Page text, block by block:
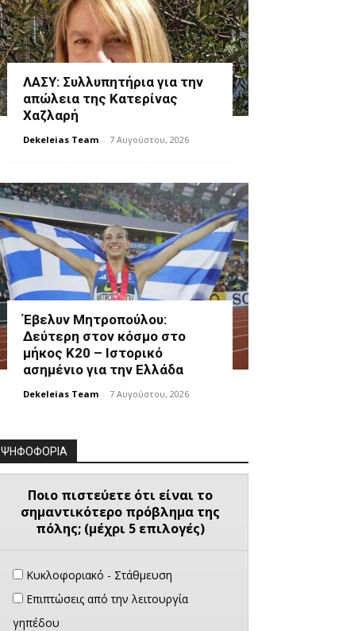
ΛΑΣΥ: Συλλυπητήρια για την
απώλεια της Κατερίνας
Χαζλαρή
Dekeleias Team - 7 Αυγούστου, 2026
Έβελυν Μητροπούλου:
Δεύτερη στον κόσμο στο
μήκος Κ20 – Ιστορικό
ασημένιο για την Ελλάδα
Dekeleias Team - 7 Αυγούστου, 2026
ΨΗΦΟΦΟΡΙΑ
Ποιο πιστεύετε ότι είναι το
σημαντικότερο πρόβλημα της
πόλης; (μέχρι 5 επιλογές)
Κυκλοφοριακό - Στάθμευση
Επιπτώσεις από την λειτουργία
γηπέδου